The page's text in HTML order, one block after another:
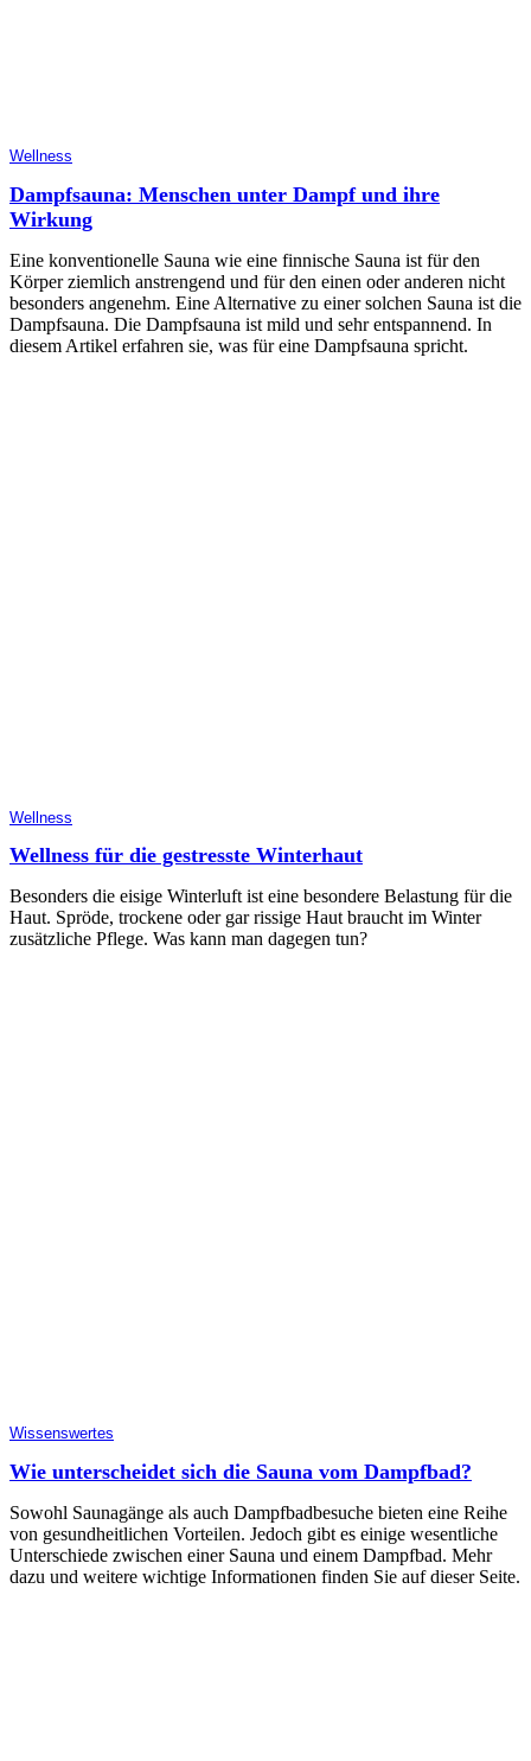
Wellness
Dampfsauna: Menschen unter Dampf und ihre
Wirkung
Eine konventionelle Sauna wie eine finnische Sauna ist für den
Körper ziemlich anstrengend und für den einen oder anderen nicht
besonders angenehm. Eine Alternative zu einer solchen Sauna ist die
Dampfsauna. Die Dampfsauna ist mild und sehr entspannend. In
diesem Artikel erfahren sie, was für eine Dampfsauna spricht.
Wellness
Wellness für die gestresste Winterhaut
Besonders die eisige Winterluft ist eine besondere Belastung für die
Haut. Spröde, trockene oder gar rissige Haut braucht im Winter
zusätzliche Pflege. Was kann man dagegen tun?
Wissenswertes
Wie unterscheidet sich die Sauna vom Dampfbad?
Sowohl Saunagänge als auch Dampfbadbesuche bieten eine Reihe
von gesundheitlichen Vorteilen. Jedoch gibt es einige wesentliche
Unterschiede zwischen einer Sauna und einem Dampfbad. Mehr
dazu und weitere wichtige Informationen finden Sie auf dieser Seite.